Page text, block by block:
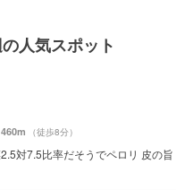
人気スポット
460m （徒歩8分）
対7.5比率だそうでペロリ 皮の旨